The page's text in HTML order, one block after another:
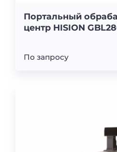
Портальный
центр HISION
По запросу